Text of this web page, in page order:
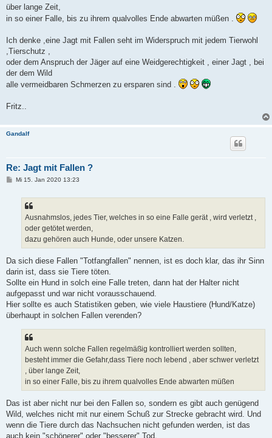
über lange Zeit,
in so einer Falle, bis zu ihrem qualvolles Ende abwarten müßen .
Ich denke ,eine Jagt mit Fallen seht im Widerspruch mit jedem Tierwohl
,Tierschutz ,
oder dem Anspruch der Jäger auf eine Weidgerechtigkeit , einer Jagt , bei
der dem Wild
alle vermeidbaren Schmerzen zu ersparen sind .
Fritz..
Gandalf
Re: Jagt mit Fallen ?
BMi 15. Jan 2020 13:23
Ausnahmslos, jedes Tier, welches in so eine Falle gerät , wird verletzt ,
oder getötet werden,
dazu gehören auch Hunde, oder unsere Katzen.
Da sich diese Fallen "Totfangfallen" nennen, ist es doch klar, das ihr Sinn
darin ist, dass sie Tiere töten.
Sollte ein Hund in solch eine Falle treten, dann hat der Halter nicht
aufgepasst und war nicht vorausschauend.
Hier sollte es auch Statistiken geben, wie viele Haustiere (Hund/Katze)
überhaupt in solchen Fallen verenden?
Auch wenn solche Fallen regelmäßig kontrolliert werden sollten,
besteht immer die Gefahr,dass Tiere noch lebend , aber schwer verletzt
, über lange Zeit,
in so einer Falle, bis zu ihrem qualvolles Ende abwarten müßen
Das ist aber nicht nur bei den Fallen so, sondern es gibt auch genügend
Wild, welches nicht mit nur einem Schuß zur Strecke gebracht wird. Und
wenn die Tiere durch das Nachsuchen nicht gefunden werden, ist das
auch kein "schönerer" oder "besserer" Tod.